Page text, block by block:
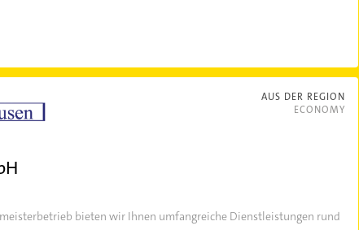
AUS DER REGION
ECONOMY
bieten wir Ihnen umfangreiche Dienstleistungen rund